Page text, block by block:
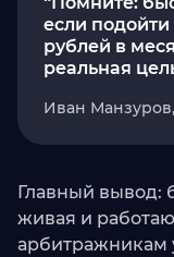
если
рублей в
реальная
Иван
Главный вывод:
живая и
арбитражникам